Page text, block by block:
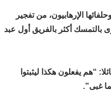
الإرهابيون، من تفجير
بالتمسك أكثر بالفريق أول عبد
“هم يفعلون هكذا ليثبتوا
غبى”.